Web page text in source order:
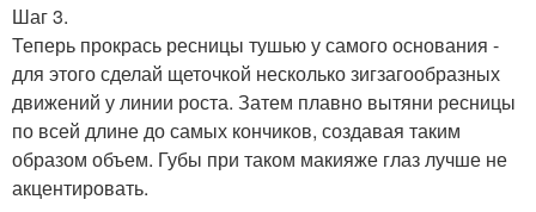
Шаг 3.
Теперь прокрась ресницы тушью у самого основания -
для этого сделай щеточкой несколько зигзагообразных
движений у линии роста. Затем плавно вытяни ресницы
по всей длине до самых кончиков, создавая таким
образом объем. Губы при таком макияже глаз лучше не
акцентировать.